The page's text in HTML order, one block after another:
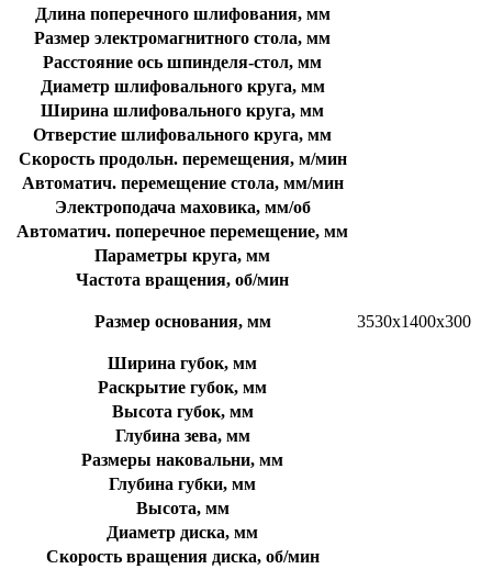
Длина поперечного шлифования, мм
Размер электромагнитного стола, мм
Расстояние ось шпинделя-стол, мм
Диаметр шлифовального круга, мм
Ширина шлифовального круга, мм
Отверстие шлифовального круга, мм
Скорость продольн. перемещения, м/мин
Автоматич. перемещение стола, мм/мин
Электроподача маховика, мм/об
Автоматич. поперечное перемещение, мм
Параметры круга, мм
Частота вращения, об/мин
Размер основания, мм 3530х1400х300
Ширина губок, мм
Раскрытие губок, мм
Высота губок, мм
Глубина зева, мм
Размеры наковальни, мм
Глубина губки, мм
Высота, мм
Диаметр диска, мм
Скорость вращения диска, об/мин